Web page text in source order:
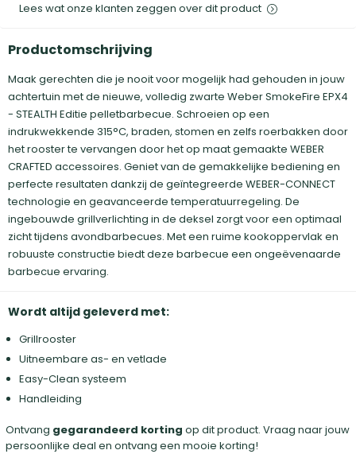
Lees wat onze klanten zeggen over dit product
Productomschrijving
Maak gerechten die je nooit voor mogelijk had gehouden in jouw
achtertuin met de nieuwe, volledig zwarte Weber SmokeFire EPX4
- STEALTH Editie pelletbarbecue. Schroeien op een
indrukwekkende 315°C, braden, stomen en zelfs roerbakken door
het rooster te vervangen door het op maat gemaakte WEBER
CRAFTED accessoires. Geniet van de gemakkelijke bediening en
perfecte resultaten dankzij de geïntegreerde WEBER-CONNECT
technologie en geavanceerde temperatuurregeling. De
ingebouwde grillverlichting in de deksel zorgt voor een optimaal
zicht tijdens avondbarbecues. Met een ruime kookoppervlak en
robuuste constructie biedt deze barbecue een ongeëvenaarde
barbecue ervaring.
Wordt altijd geleverd met:
Grillrooster
Uitneembare as- en vetlade
Easy-Clean systeem
Handleiding
Ontvang gegarandeerd korting op dit product. Vraag naar jouw
persoonlijke deal en ontvang een mooie korting!